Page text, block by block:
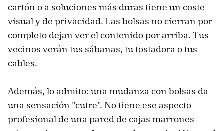
cartón o a soluciones más duras tiene un coste
visual y de privacidad. Las bolsas no cierran por
completo dejan ver el contenido por arriba. Tus
vecinos verán tus sábanas, tu tostadora o tus
cables.
Además, lo admito: una mudanza con bolsas da
una sensación "cutre". No tiene ese aspecto
profesional de una pared de cajas marrones